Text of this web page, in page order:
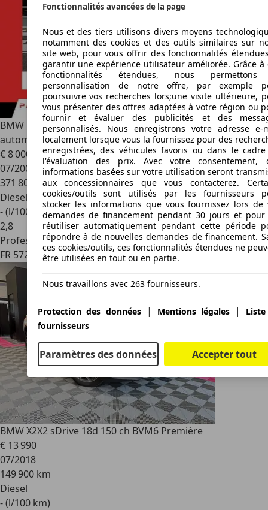
BMW 530 530d 3.0 (E60) LCI 235ch Pack M Boîte
automatique
€ 8 000
07/2007
371 800 km
Diesel
- (l/100 km)
2,8
Professionnel
FR 57200
Sarreguemines
BMW X2X2 sDrive 18d 150 ch BVM6 Première
€ 13 990
07/2018
149 900 km
Diesel
- (l/100 km)
Fonctionnalités avancées de la page
Nous et des tiers utilisons divers moyens
notamment des cookies et des outils similaires sur
site web, pour vous offrir des fonctionnalités
garantir une expérience utilisateur améliorée. Grâce à
fonctionnalités étendues, nous
personnalisation de notre offre, par exemple
poursuivre vos recherches lors;une visite ultérieure,
vous présenter des offres adaptées à votre région ou
fournir et évaluer des publicités et des
personnalisés. Nous enregistrons votre adresse e-
localement lorsque vous la fournissez pour des
enregistrées, des véhicules favoris ou dans le
l'évaluation des prix. Avec votre consentement,
informations basées sur votre utilisation seront
aux concessionnaires que vous contacterez.
cookies/outils sont utilisés par les fournisseurs
stocker les informations que vous fournissez lors de
demandes de financement pendant 30 jours et pour
réutiliser automatiquement pendant cette période
répondre à de nouvelles demandes de financement.
ces cookies/outils, ces fonctionnalités étendues ne
être utilisées en tout ou en partie.
Nous travaillons avec 263 fournisseurs.
Protection des données | Mentions légales |
fournisseurs
Paramètres des données Accepter tout